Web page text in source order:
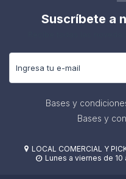
Suscríbete a
Bases y
Bases y
 LOCAL COMERCIAL Y
 Lunes a viernes de 10